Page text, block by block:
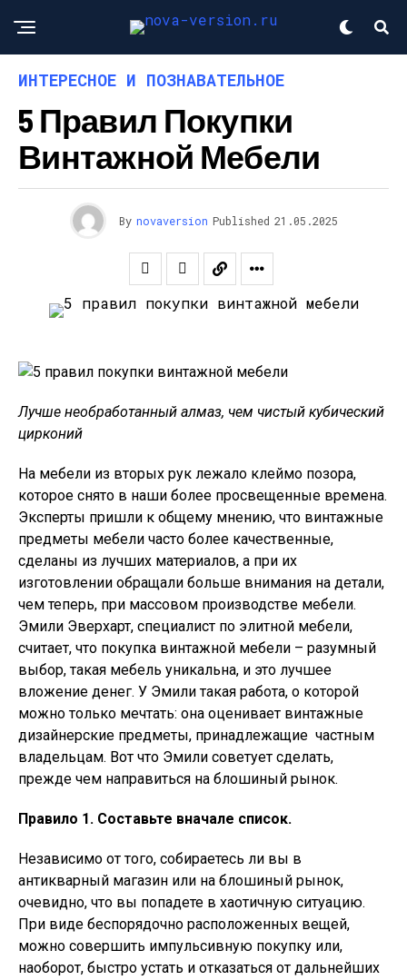
ИНТЕРЕСНОЕ И ПОЗНАВАТЕЛЬНОЕ
5 Правил Покупки
Винтажной Мебели
By novaversion Published 21.05.2025
Лучше необработанный алмаз, чем чистый кубический
цирконий
На мебели из вторых рук лежало клеймо позора,
которое снято в наши более просвещенные времена.
Эксперты пришли к общему мнению, что винтажные
предметы мебели часто более качественные,
сделаны из лучших материалов, а при их
изготовлении обращали больше внимания на детали,
чем теперь, при массовом производстве мебели.
Эмили Эверхарт, специалист по элитной мебели,
считает, что покупка винтажной мебели – разумный
выбор, такая мебель уникальна, и это лучшее
вложение денег. У Эмили такая работа, о которой
можно только мечтать: она оценивает винтажные
дизайнерские предметы, принадлежащие частным
владельцам. Вот что Эмили советует сделать,
прежде чем направиться на блошиный рынок.
Правило 1. Составьте вначале список.
Независимо от того, собираетесь ли вы в
антикварный магазин или на блошиный рынок,
очевидно, что вы попадете в хаотичную ситуацию.
При виде беспорядочно расположенных вещей,
можно совершить импульсивную покупку или,
наоборот, быстро устать и отказаться от дальнейших